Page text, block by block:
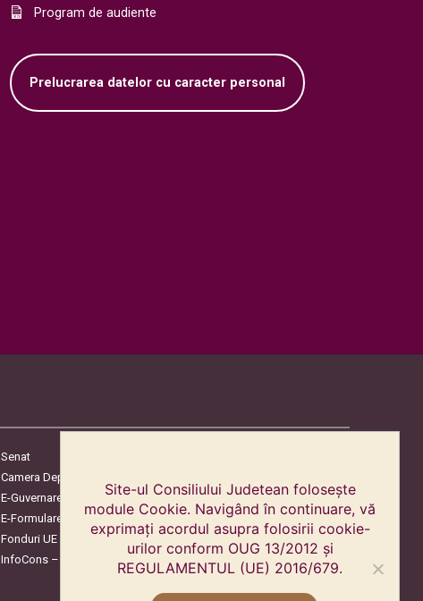
Program de audiente
Prelucrarea datelor cu caracter personal
Senat
Camera Deputaților
E-Guvernare
E-Formulare
Fonduri UE
InfoCons – Protecția Consumatorilor
Site-ul Consiliului Judetean folosește
module Cookie. Navigând în continuare, vă
exprimați acordul asupra folosirii cookie-
urilor conform OUG 13/2012 și
REGULAMENTUL (UE) 2016/679.